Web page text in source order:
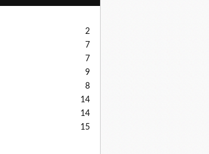
2
7
7
9
8
14
14
15